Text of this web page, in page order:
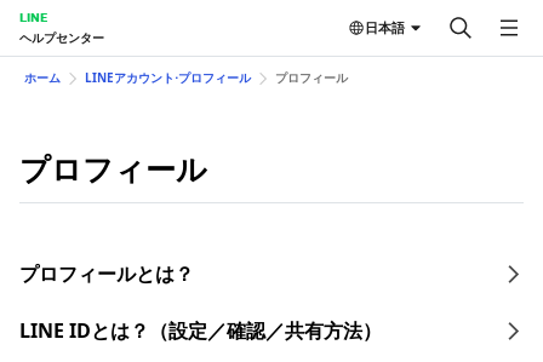
LINE
ヘルプセンター
日本語
ホーム LINEアカウント⋅プロフィール プロフィール
プロフィール
プロフィールとは？
LINE IDとは？（設定／確認／共有方法）​